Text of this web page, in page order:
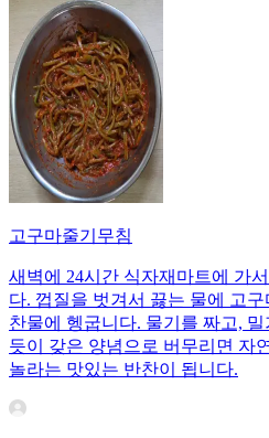
고구마줄기무침
새벽에 24시간 식자재마트에 가
다. 껍질을 벗겨서 끓는 물에 고
찬물에 헹굽니다. 물기를 짜고,
듯이 갖은 양념으로 버무리면 자
놀라는 맛있는 반찬이 됩니다.